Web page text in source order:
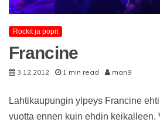
Rockit ja popit
Francine
3.12.2012 1 min read man9
Lahtikaupungin ylpeys Francine
vuotta ennen kuin ehdin keikalleen.